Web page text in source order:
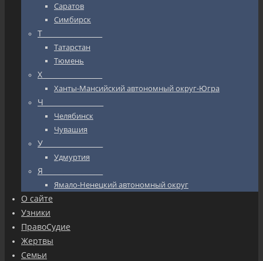
Саратов
Симбирск
Т_________________
Татарстан
Тюмень
Х_________________
Ханты-Мансийский автономный округ-Югра
Ч_________________
Челябинск
Чувашия
У_________________
Удмуртия
Я_________________
Ямало-Ненецкий автономный округ
О сайте
Узники
ПравоСудие
Жертвы
Семьи